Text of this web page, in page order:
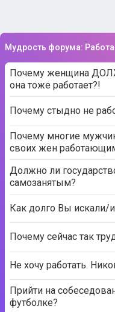
Мудрость форума: Работа
Почему женщина
она тоже работает?!
Почему стыдно не
Почему многие
своих жен
Должно ли
самозанятым?
Как долго Вы искали/
Почему сейчас так
Не хочу работать.
Прийти на
футболке?